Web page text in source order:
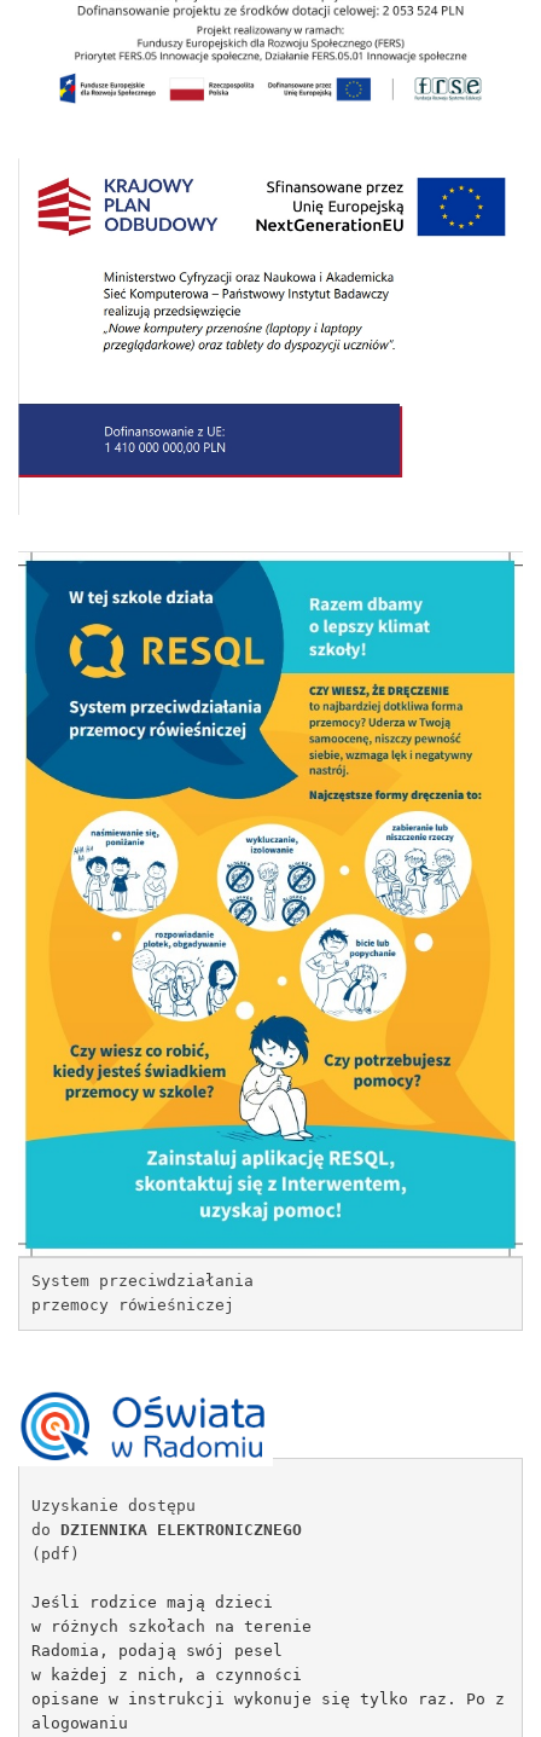
System przeciwdziałania
przemocy rówieśniczej
Uzyskanie dostępu
do DZIENNIKA ELEKTRONICZNEGO
(pdf)
Jeśli rodzice mają dzieci
w różnych szkołach na terenie
Radomia, podają swój pesel
w każdej z nich, a czynności
opisane w instrukcji wykonuje się tylko raz. Po z
alogowaniu